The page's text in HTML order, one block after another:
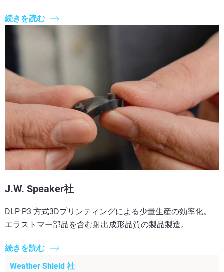
続きを読む
J.W. Speaker社
DLP P3 方式3Dプリンティングによる少量生産の効率化。
エラストマー部品を含む射出成形品質の製品製造。
続きを読む
Weather Shield 社